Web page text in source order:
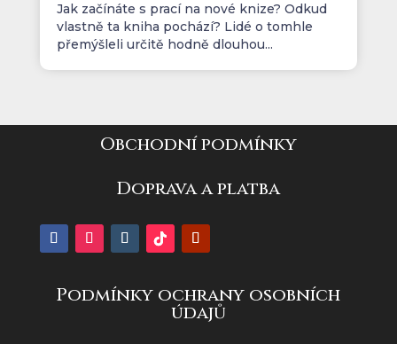
Jak začínáte s prací na nové knize? Odkud
vlastně ta kniha pochází? Lidé o tomhle
přemýšleli určitě hodně dlouhou...
Obchodní podmínky
Doprava a platba
Podmínky ochrany osobních
údajů